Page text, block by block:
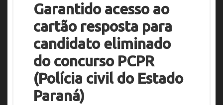
Garantido acesso ao
cartão resposta para
candidato eliminado
do concurso PCPR
(Polícia civil do Estado
Paraná)